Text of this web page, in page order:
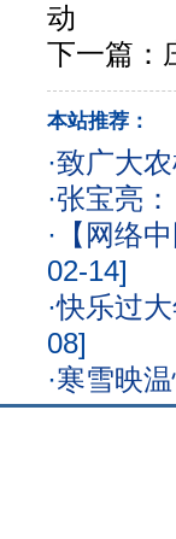
动
下一篇：
本站推荐：
·致广大
·张宝亮
· 【网络
02-14]
·快乐过
08]
·寒雪映